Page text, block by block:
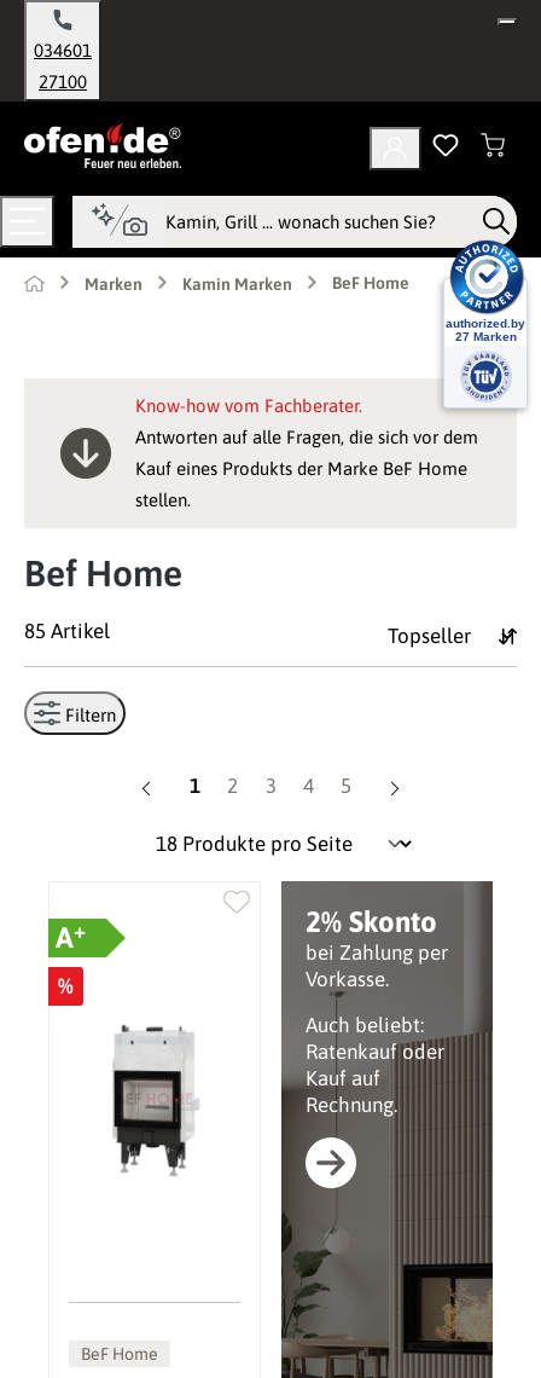
springen
034601
27100
Marken Kamin Marken BeF Home
Know-how vom Fachberater.
Antworten auf alle Fragen, die sich vor dem
Kauf eines Produkts der Marke BeF Home
stellen.
Bef Home
85 Artikel
Filtern
Seite
1 Seite
2 Seite
3 Seite
4 Seite
5
2% Skonto
bei Zahlung per
Vorkasse.
Auch beliebt:
Ratenkauf oder
Kauf auf
Rechnung.
A+
%
BeF Home